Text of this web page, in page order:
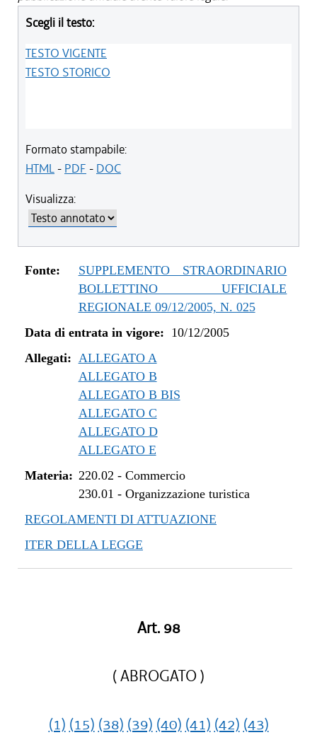
Scegli il testo:
TESTO VIGENTE
TESTO STORICO
Formato stampabile:
HTML- PDF - DOC
Visualizza:
Fonte:
SUPPLEMENTO STRAORDINARIO
BOLLETTINO UFFICIALE
REGIONALE 09/12/2005, N. 025
Data di entrata in vigore: 10/12/2005
Allegati: ALLEGATO A
ALLEGATO B
ALLEGATO B BIS
ALLEGATO C
ALLEGATO D
ALLEGATO E
Materia: 220.02 - Commercio
230.01 - Organizzazione turistica
REGOLAMENTI DI ATTUAZIONE
ITER DELLA LEGGE
Art. 98
( ABROGATO )
(1) (15) (38) (39) (40) (41) (42) (43)